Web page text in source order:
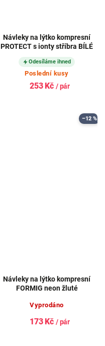
Návleky na lýtko kompresní
PROTECT s ionty stříbra BÍLÉ
Odesíláme ihned
Poslední kusy
253 Kč / pár
–12 %
Návleky na lýtko kompresní
FORMIG neon žluté
Vyprodáno
173 Kč / pár